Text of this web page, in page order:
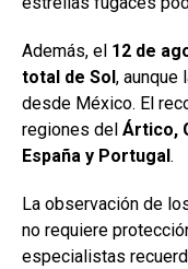
Además, el 12 de
total de Sol , aunque
desde México. El
regiones del Ártico,
España y Portugal .
La observación de
no requiere
especialistas